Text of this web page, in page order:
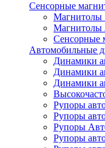
Сенсорные
Магнитолы
Магнитолы
Сенсорные
Автомобильные
Динамики
Динамики
Динамики
Рупоры
Рупоры
Рупоры
Рупоры